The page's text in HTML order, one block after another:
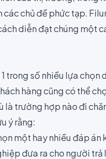
chủ đề phức tạp.
diễn đạt chúng một
trong số nhiều lựa
hàngcũng có thể
là trường hợp nào đi
ý rằng:
một hay nhiều đáp án
đưa ra cho người trả